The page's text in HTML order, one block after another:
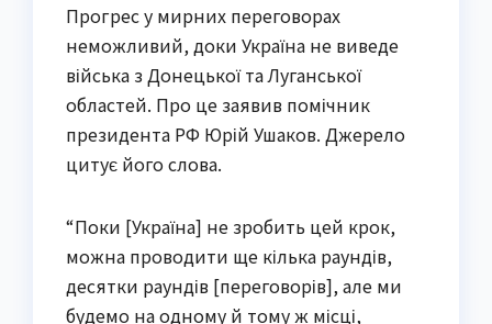
Прогрес у мирних переговорах
неможливий, доки Україна не виведе
війська з Донецької та Луганської
областей. Про це заявив помічник
президента РФ Юрій Ушаков. Джерело
цитує його слова.
“Поки [Україна] не зробить цей крок,
можна проводити ще кілька раундів,
десятки раундів [переговорів], але ми
будемо на одному й тому ж місці,